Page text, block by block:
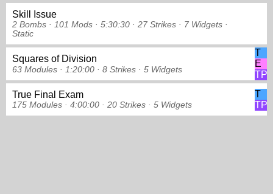
Skill Issue
2 Bombs · 101 Mods · 5:30:30 · 27 Strikes · 7 Widgets ·
Static
Squares of Division
63 Modules · 1:20:00 · 8 Strikes · 5 Widgets
T
E
TP
True Final Exam
175 Modules · 4:00:00 · 20 Strikes · 5 Widgets
T
TP